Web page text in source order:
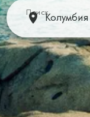
Поиск